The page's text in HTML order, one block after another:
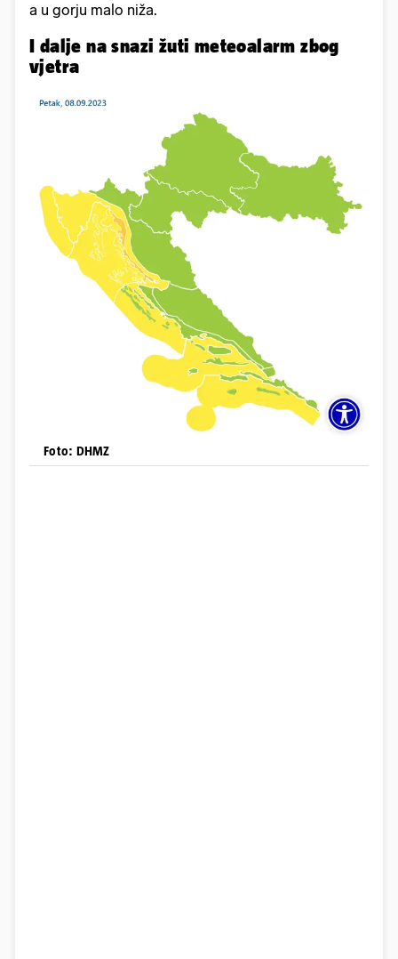
a u gorju malo niža.
I dalje na snazi žuti meteoalarm zbog
vjetra
Foto: DHMZ